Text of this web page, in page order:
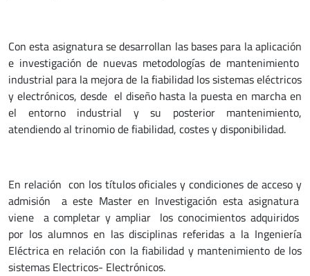
Con esta asignatura se desarrollan las bases para la aplicación
e investigación de nuevas metodologías de mantenimiento
industrial para la mejora de la fiabilidad los sistemas eléctricos
y electrónicos, desde el diseño hasta la puesta en marcha en
el entorno industrial y su posterior mantenimiento,
atendiendo al trinomio de fiabilidad, costes y disponibilidad.
En relación con los títulos oficiales y condiciones de acceso y
admisión a este Master en Investigación esta asignatura
viene a completar y ampliar los conocimientos adquiridos
por los alumnos en las disciplinas referidas a la Ingeniería
Eléctrica en relación con la fiabilidad y mantenimiento de los
sistemas Electricos- Electrónicos.